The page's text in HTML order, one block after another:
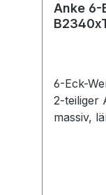
Anke 6-
6-Eck-
2-teiliger
massiv, längsseitig riegelartig